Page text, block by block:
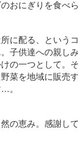
のおにぎりを食べ
に配る、という
子供達への親し
の一つとして。
菜を地域に販売
。
然の恵み。感謝し